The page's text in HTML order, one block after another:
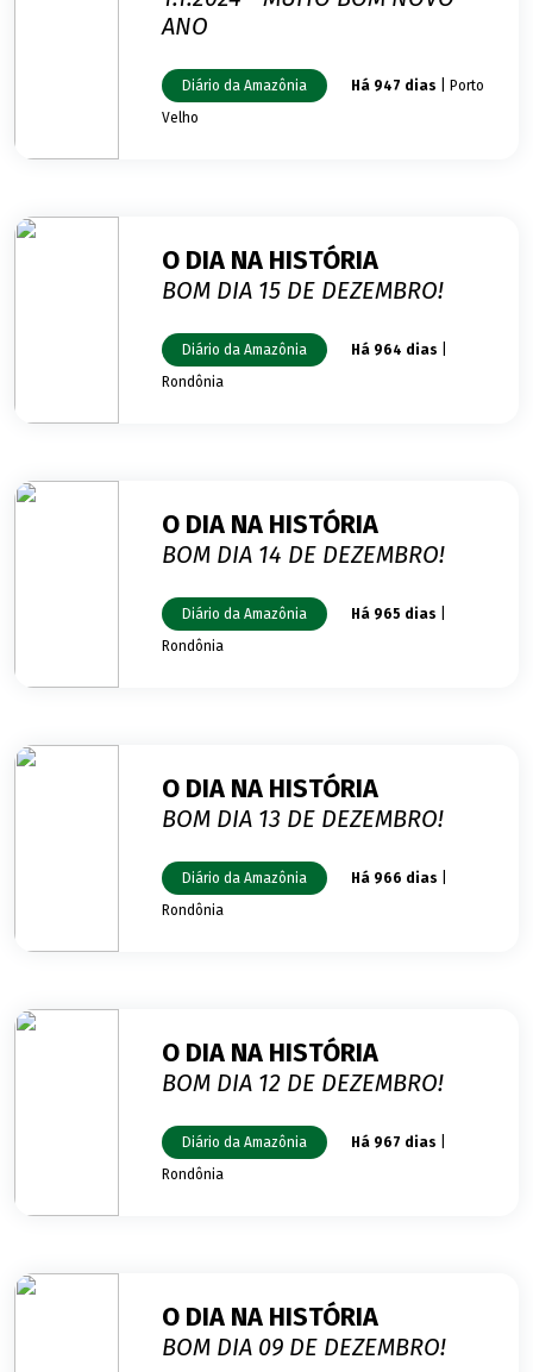
ANO
Diário da Amazônia Há 947 dias | Porto
Velho
O DIA NA HISTÓRIA
BOM DIA 15 DE DEZEMBRO!
Diário da Amazônia Há 964 dias
Rondônia
O DIA NA HISTÓRIA
BOM DIA 14 DE DEZEMBRO!
Diário da Amazônia Há 965 dias
Rondônia
O DIA NA HISTÓRIA
BOM DIA 13 DE DEZEMBRO!
Diário da Amazônia Há 966 dias
Rondônia
O DIA NA HISTÓRIA
BOM DIA 12 DE DEZEMBRO!
Diário da Amazônia Há 967 dias
Rondônia
O DIA NA HISTÓRIA
BOM DIA 09 DE DEZEMBRO!